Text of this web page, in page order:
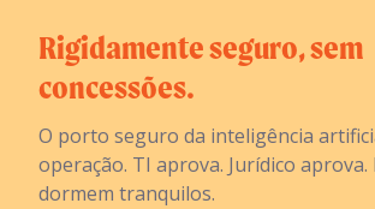
Rigidamente seguro, sem
concessões.
O porto seguro da inteligência
operação. TI aprova. Jurídico aprova.
dormem tranquilos.